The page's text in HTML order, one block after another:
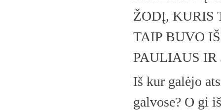
ŽODĮ, KURIS
TAIP BUVO
PAULIAUS IR
Iš kur galėjo
galvose? O gi